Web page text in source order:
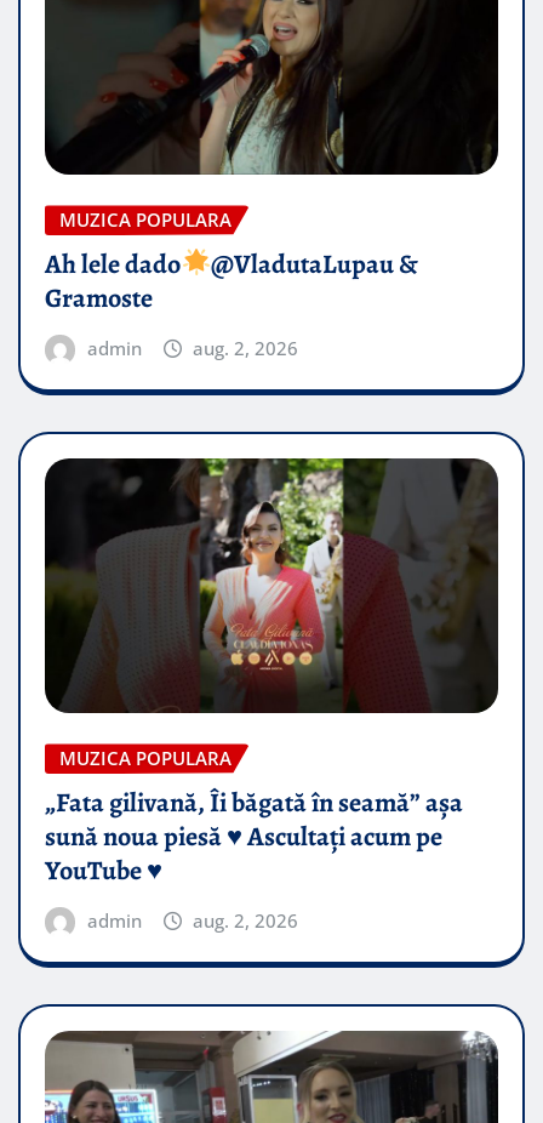
MUZICA POPULARA
Ah lele dado​
@VladutaLupau &
Gramoste
admin aug. 2, 2026
MUZICA POPULARA
„Fata gilivană, Îi băgată în seamă” așa
sună noua piesă ♥️ Ascultați acum pe
YouTube ♥️
admin aug. 2, 2026